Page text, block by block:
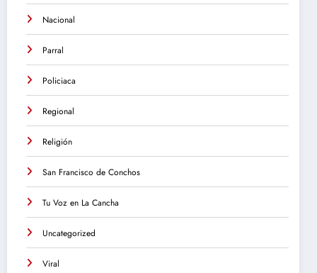
Nacional
Parral
Policiaca
Regional
Religión
San Francisco de Conchos
Tu Voz en La Cancha
Uncategorized
Viral